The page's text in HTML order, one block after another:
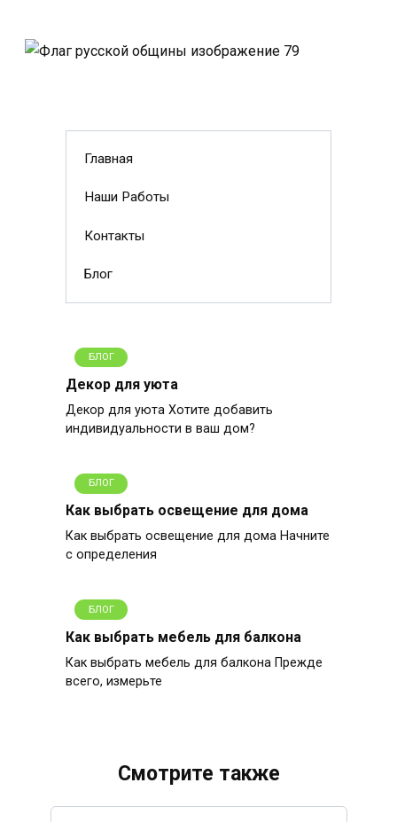
Главная
Наши Работы
Контакты
Блог
БЛОГ
Декор для уюта
Декор для уюта Хотите добавить
индивидуальности в ваш дом?
БЛОГ
Как выбрать освещение для дома
Как выбрать освещение для дома Начните
с определения
БЛОГ
Как выбрать мебель для балкона
Как выбрать мебель для балкона Прежде
всего, измерьте
Смотрите также